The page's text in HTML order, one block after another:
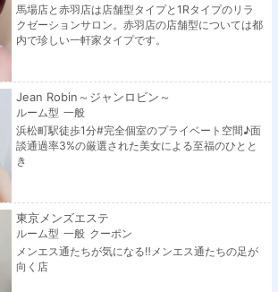
馬場店と赤羽店は店舗型タイプと1Rタイプのリラ
クゼーションサロン。赤羽店の店舗型については都
内で珍しい一軒家タイプです。
Jean Robin～ジャンロビン～
ルーム型 一般
浜松町駅徒歩1分#完全個室のプライベート空間♪面
談通過率3%の厳選された美女による至福のひとと
き
東京メンズエステ
ルーム型 一般 クーポン
メンエス通たちが気になる‼メンエス通たちの足が
向く店